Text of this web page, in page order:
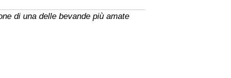
di una delle bevande più amate